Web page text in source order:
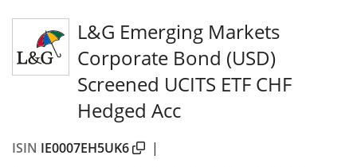
L&G Emerging Markets
Corporate Bond (USD)
Screened UCITS ETF CHF
Hedged Acc
ISIN IE0007EH5UK6
|